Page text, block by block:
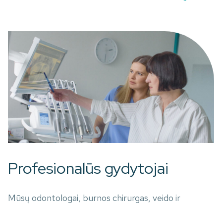
Profesionalūs gydytojai
Mūsų odontologai, burnos chirurgas, veido ir